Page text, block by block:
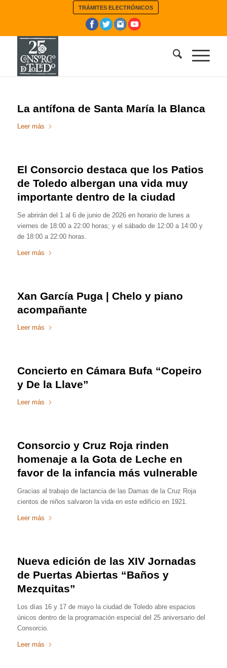
TRÁMITES ELECTRÓNICOS
La antífona de Santa María la Blanca
Leer más
El Consorcio destaca que los Patios
de Toledo albergan una vida muy
importante dentro de la ciudad
Se abrirán del 1 al 6 de junio de 2026 en horario de lunes a
viernes de 18:00 a 22:00 horas; y el sábado de 12:00 a 14:00 y
de 18:00 a 22:00 horas.
Leer más
Xan García Puga | Chelo y piano
acompañante
Leer más
Concierto en Cámara Bufa “Copeiro
y De la Llave”
Leer más
Consorcio y Cruz Roja rinden
homenaje a la Gota de Leche en
favor de la infancia más vulnerable
Gracias al trabajo de lactancia de las Damas de la Cruz Roja
cientos de niños salvaron la vida en este edificio en 1921.
Leer más
Nueva edición de las XIV Jornadas
de Puertas Abiertas “Baños y
Mezquitas”
Los días 16 y 17 de mayo la ciudad de Toledo abre espacios
únicos dentro de la programación especial del 25 aniversario del
Consorcio.
Leer más